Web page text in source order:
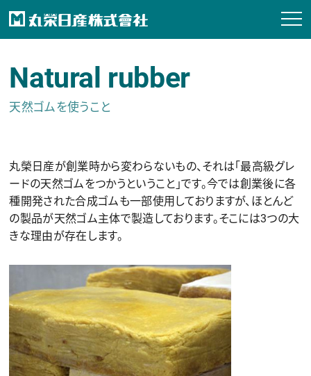
Natural rubber
天然ゴムを使うこと
丸榮日産が創業時から変わらないもの、それは「最高級グレ
ードの天然ゴムをつかうということ」です。今では創業後に各
種開発された合成ゴムも一部使用しておりますが、ほとんど
の製品が天然ゴム主体で製造しております。そこには3つの大
きな理由が存在します。